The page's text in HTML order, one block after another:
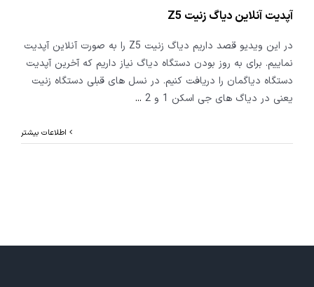
آپدیت آنلاین دیاگ زنیت Z5
در این ویدیو قصد داریم دیاگ زنیت Z5 را به صورت آنلاین آپدیت
نماییم. برای به روز بودن دستگاه دیاگ نیاز داریم که آخرین آپدیت
دستگاه دیاگمان را دریافت کنیم. در نسل های قبلی دستگاه زنیت
یعنی در دیاگ های جی اسکن 1 و 2
...
اطلاعات بیشتر